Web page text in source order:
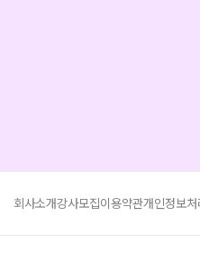
회사소개강사모집이용약관개인정보처